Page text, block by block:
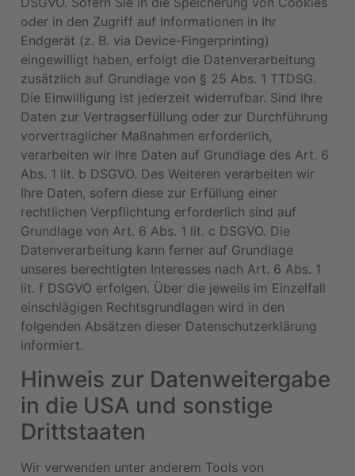
oder in den Zugriff auf Informationen in Ihr
Endgerät (z. B. via Device-Fingerprinting)
eingewilligt haben, erfolgt die Datenverarbeitung
zusätzlich auf Grundlage von § 25 Abs. 1 TTDSG.
Die Einwilligung ist jederzeit widerrufbar. Sind Ihre
Daten zur Vertragserfüllung oder zur Durchführung
vorvertraglicher Maßnahmen erforderlich,
verarbeiten wir Ihre Daten auf Grundlage des Art. 6
Abs. 1 lit. b DSGVO. Des Weiteren verarbeiten wir
Ihre Daten, sofern diese zur Erfüllung einer
rechtlichen Verpflichtung erforderlich sind auf
Grundlage von Art. 6 Abs. 1 lit. c DSGVO. Die
Datenverarbeitung kann ferner auf Grundlage
unseres berechtigten Interesses nach Art. 6 Abs. 1
lit. f DSGVO erfolgen. Über die jeweils im Einzelfall
einschlägigen Rechtsgrundlagen wird in den
folgenden Absätzen dieser Datenschutzerklärung
informiert.
Hinweis zur Datenweitergabe
in die USA und sonstige
Drittstaaten
Wir verwenden unter anderem Tools von